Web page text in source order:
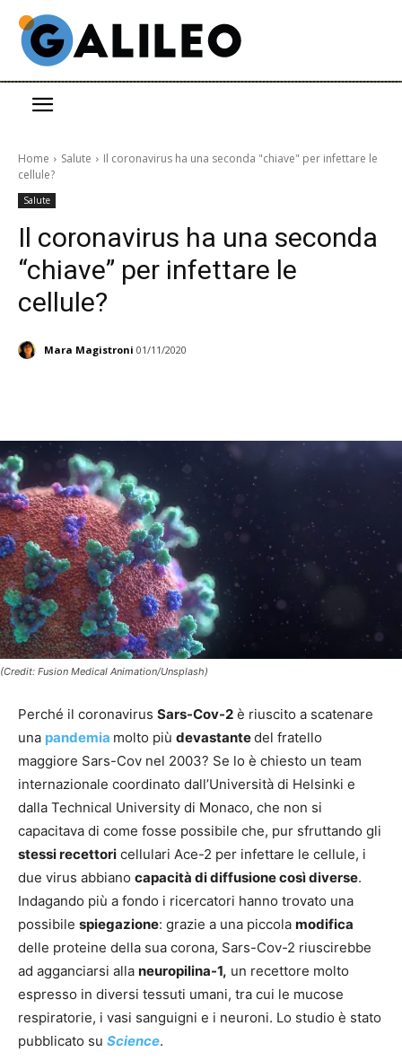
Home Salute
Il coronavirus ha una seconda "chiave" per infettare le
cellule?
Salute
Il coronavirus ha una seconda
“chiave” per infettare le
cellule?
Mara Magistroni 01/11/2020
(Credit: Fusion Medical Animation/Unsplash)
Perché il coronavirus Sars-Cov-2 è riuscito a scatenare
una pandemia molto più devastantedel fratello
maggiore Sars-Cov nel 2003? Se lo è chiesto un team
internazionale coordinato dall’Università di Helsinki e
dalla Technical University di Monaco, che non si
capacitava di come fosse possibile che, pur sfruttando gli
stessi recettori cellulari Ace-2 per infettare le cellule, i
due virus abbiano capacità di diffusione così diverse.
Indagando più a fondo i ricercatori hanno trovato una
possibile spiegazione: grazie a una piccola modifica
delle proteine della sua corona, Sars-Cov-2 riuscirebbe
ad agganciarsi alla neuropilina-1, un recettore molto
espresso in diversi tessuti umani, tra cui le mucose
respiratorie, i vasi sanguigni e i neuroni. Lo studio è stato
pubblicato su Science.